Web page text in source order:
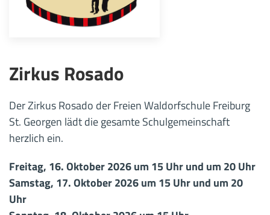
Zirkus Rosado
Der Zirkus Rosado der Freien Waldorfschule Freiburg
St. Georgen lädt die gesamte Schulgemeinschaft
herzlich ein.
Freitag, 16. Oktober 2026 um 15 Uhr und um 20 Uhr
Samstag, 17. Oktober 2026 um 15 Uhr und um 20
Uhr